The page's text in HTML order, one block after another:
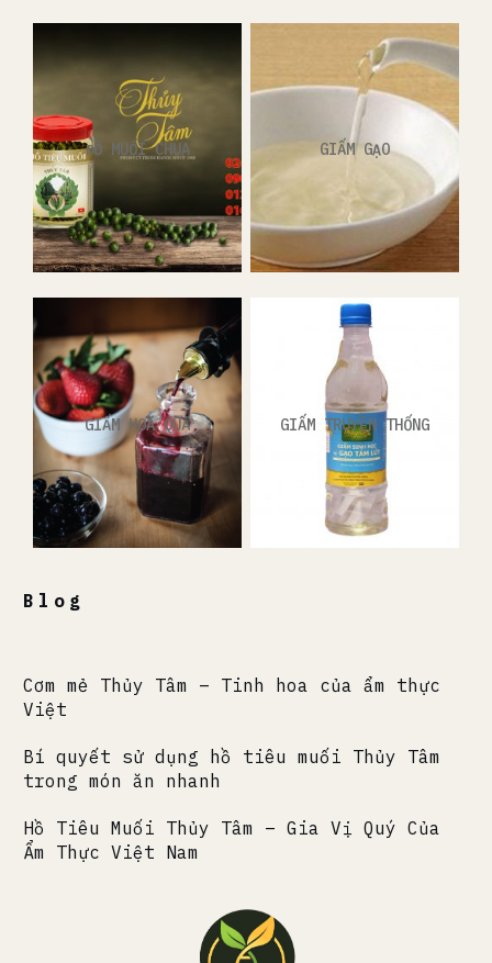
ĐỒ MUỐI CHUA GIẤM GẠO
GIẤM HOA QUẢ GIẤM TRUYỀN THỐNG
Blog
Cơm mẻ Thủy Tâm – Tinh hoa của ẩm thực
Việt
Bí quyết sử dụng hồ tiêu muối Thủy Tâm
trong món ăn nhanh
Hồ Tiêu Muối Thủy Tâm – Gia Vị Quý Của
Ẩm Thực Việt Nam